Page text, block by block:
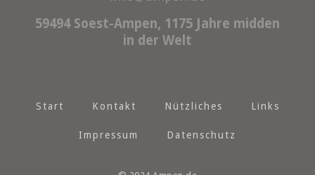
59494 Soest-Ampen, 1175 Jahre midden
in der Welt
Start Kontakt Nützliches Links
Impressum Datenschutz